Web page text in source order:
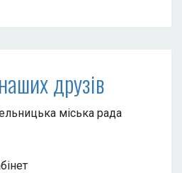
друзів
міська рада